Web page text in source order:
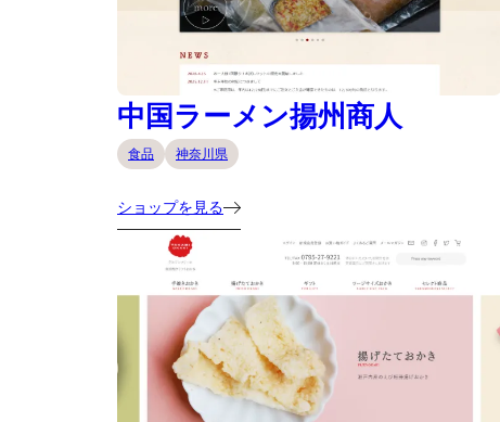
中国ラーメン揚州商人
食品 神奈川県
ショップを見る